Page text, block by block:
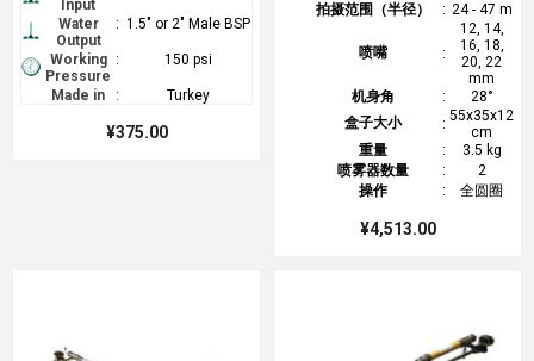
Input
Water
Output
: 1.5" or 2" Male BSP
Working
Pressure
: 150 psi
Made in : Turkey
¥375.00
拍摄范围（半径）
: 24 - 47 m
喷嘴 :
12, 14,
16, 18,
20, 22
mm
机身角
:
28°
盒子大小
: 55x35x12
cm
重量
:
3.5 kg
喷雾器数量
:
2
操作
: 全圆圈
¥4,513.00